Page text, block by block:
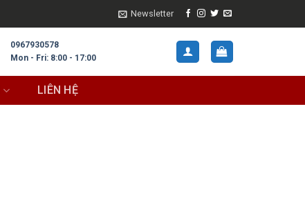
Newsletter
0967930578
Mon - Fri: 8:00 - 17:00
LIÊN HỆ